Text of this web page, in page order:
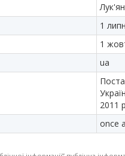
1
1
ua
2011
once